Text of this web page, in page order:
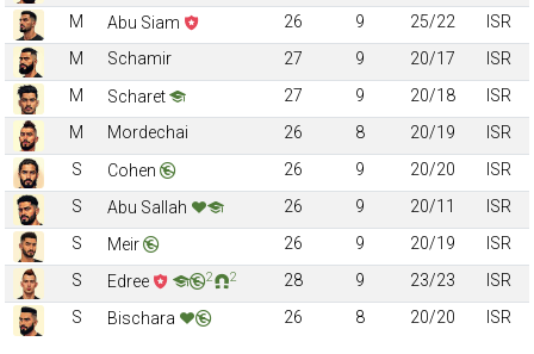
M
Abu Siam 26 9 25/22
ISR
M
Schamir 27 9 20/17
ISR
M
Scharet 27 9 20/18
ISR
M
Mordechai 26 8 20/19
ISR
S
Cohen 26 9 20/20
ISR
S
Abu Sallah 26 9 20/11
ISR
S
Meir 26 9 20/19
ISR
S
Edree 2 2 28 9 23/23
ISR
S
Bischara 26 8 20/20 ISR